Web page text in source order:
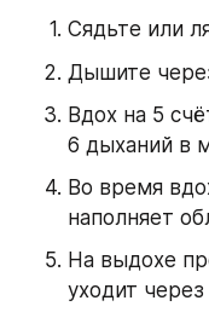
Сядьте или
Дышите
Вдох на 5
6 дыханий в
Во время
наполняет
На выдохе
уходит